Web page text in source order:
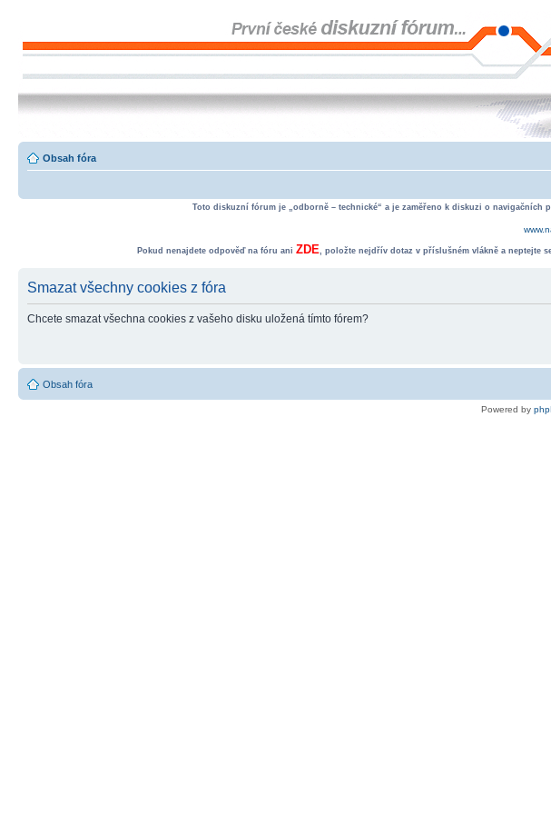
Obsah fóra
Toto diskuzní fórum je „odborně – technické“ a je zaměřeno k diskuzi o navigačních
Pokud nenajdete odpověď na fóru ani ZDE, položte nejdřív dotaz v příslušném vlákně a neptejte
Smazat všechny cookies z fóra
Chcete smazat všechna cookies z vašeho disku uložená tímto fórem?
Obsah fóra
Powered by